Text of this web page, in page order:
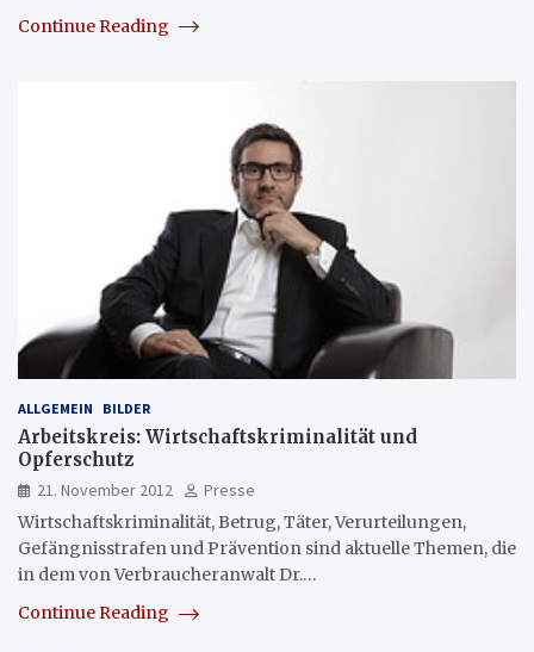
Continue Reading
ALLGEMEIN BILDER
Arbeitskreis: Wirtschaftskriminalität und
Opferschutz
21. November 2012
Presse
Wirtschaftskriminalität, Betrug, Täter, Verurteilungen,
Gefängnisstrafen und Prävention sind aktuelle Themen, die
in dem von Verbraucheranwalt Dr.…
Continue Reading